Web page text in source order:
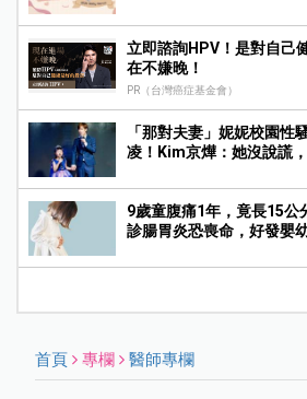
立即諮詢HPV！是對自己
在不嫌晚！
PR（台灣癌症基金會）
「那對夫妻」妮妮校園性
凌！Kim京燁：她沒說謊
9歲童腹痛1年，竟長15公
診腸胃炎恐喪命，好發嬰
首頁 專欄 醫師專欄